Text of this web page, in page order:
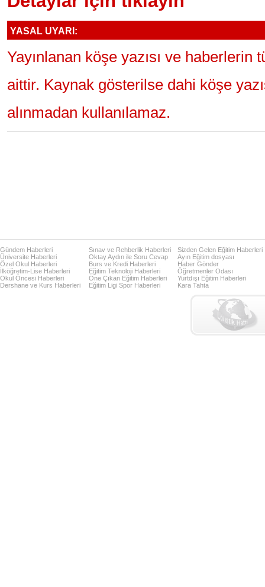
YASAL UYARI:
Yayınlanan köşe yazısı ve haberlerin
aittir. Kaynak gösterilse dahi köşe
alınmadan kullanılamaz.
Gündem Haberleri
Üniversite Haberleri
Özel Okul Haberleri
İlköğretim-Lise Haberleri
Okul Öncesi Haberleri
Dershane ve Kurs Haberleri
Sınav ve Rehberlik Haberleri
Oktay Aydın ile Soru Cevap
Burs ve Kredi Haberleri
Eğitim Teknoloji Haberleri
Öne Çıkan Eğitim Haberleri
Eğitim Ligi Spor Haberleri
Sizden Gelen Eğitim Haberleri
Ayın Eğitim dosyası
Haber Gönder
Öğretmenler Odası
Yurtdışı Eğitim Haberleri
Kara Tahta